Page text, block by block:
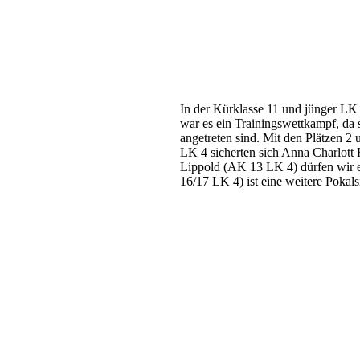
In der Kürklasse 11 und jünger
war es ein Trainingswettkampf, da
angetreten sind. Mit den Plätzen 2
LK 4 sicherten sich Anna Charlott
Lippold (AK 13 LK 4) dürfen wir
16/17 LK 4) ist eine weitere